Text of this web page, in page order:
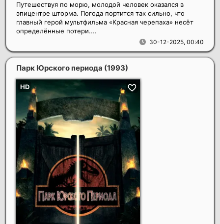
30-12-2025, 00:40
Путешествуя по морю, молодой человек оказался в
эпицентре шторма. Погода портится так сильно, что
главный герой мультфильма «Красная черепаха» несёт
определённые потери....
Парк Юрского периода (1993)